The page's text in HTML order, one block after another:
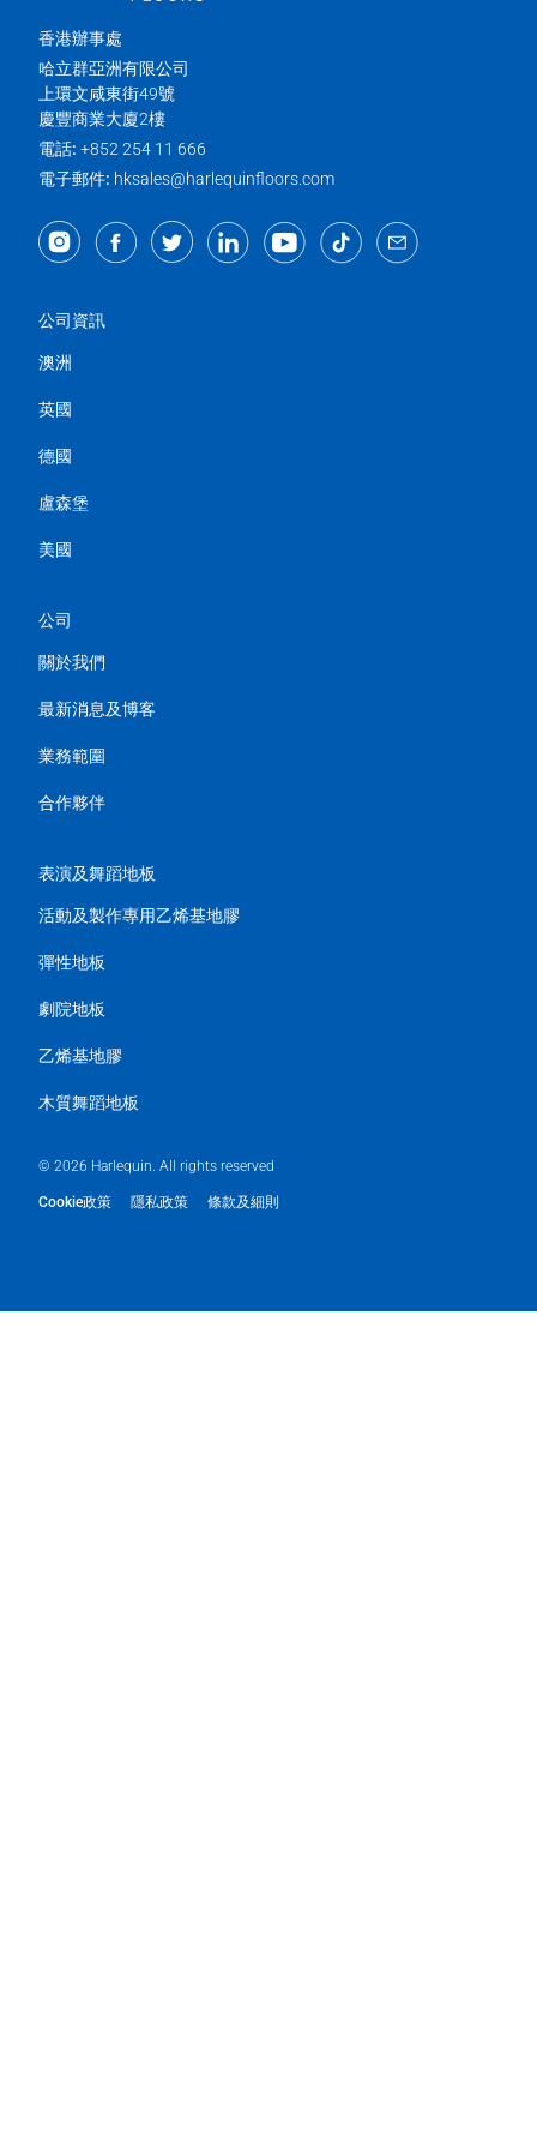
香港辦事處
哈立群亞洲有限公司
上環文咸東街49號
慶豐商業大廈2樓
電話: +852 254 11 666
電子郵件: hksales@harlequinfloors.com
公司資訊
澳洲
英國
德國
盧森堡
美國
公司
關於我們
最新消息及博客
業務範圍
合作夥伴
表演及舞蹈地板
活動及製作專用乙烯基地膠
彈性地板
劇院地板
乙烯基地膠
木質舞蹈地板
© 2026 Harlequin. All rights reserved
Cookie政策 隱私政策 條款及細則